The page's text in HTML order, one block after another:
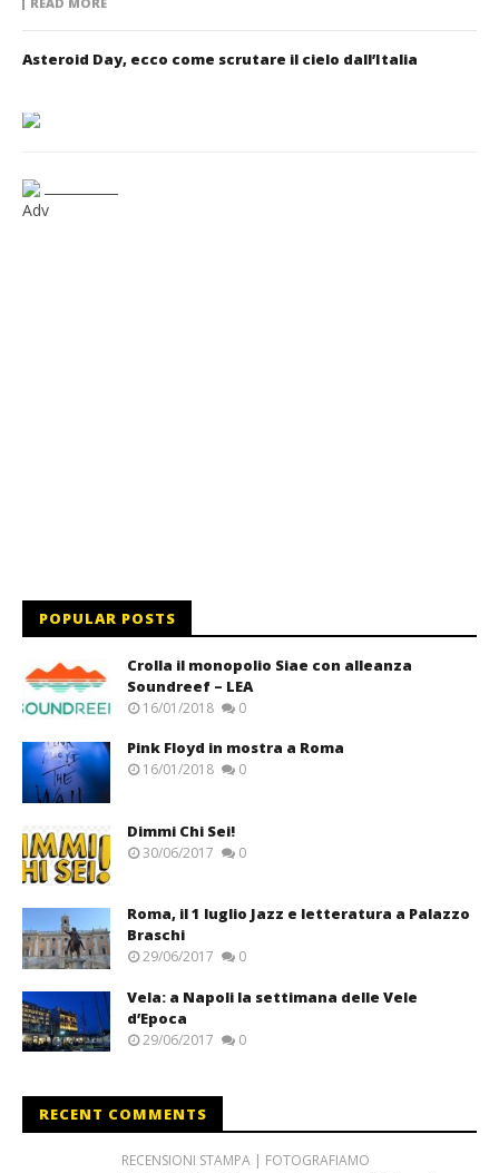
Asteroid Day, ecco come scrutare il cielo dall’Italia
Adv
POPULAR POSTS
Crolla il monopolio Siae con alleanza
Soundreef – LEA
16/01/2018 0
Pink Floyd in mostra a Roma
16/01/2018 0
Dimmi Chi Sei!
30/06/2017 0
Roma, il 1 luglio Jazz e letteratura a Palazzo
Braschi
29/06/2017 0
Vela: a Napoli la settimana delle Vele
d’Epoca
29/06/2017 0
RECENT COMMENTS
RECENSIONI STAMPA | FOTOGRAFIAMO